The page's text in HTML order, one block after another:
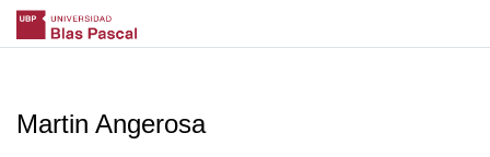
Martin Angerosa